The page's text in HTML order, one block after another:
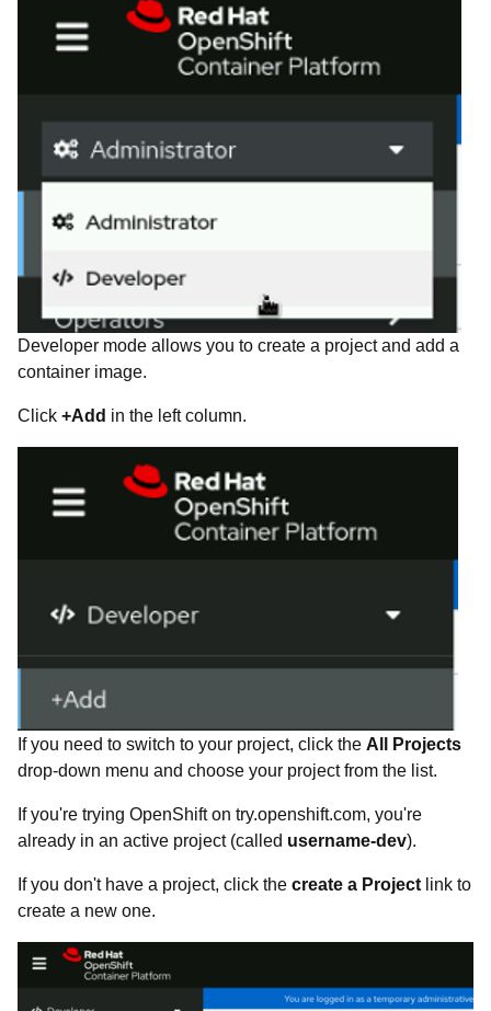
Developer mode allows you to create a project and add a
container image.
Click +Add in the left column.
If you need to switch to your project, click the All Projects
drop-down menu and choose your project from the list.
If you're trying OpenShift on try.openshift.com, you're
already in an active project (called username-dev).
If you don't have a project, click the create a Project link to
create a new one.